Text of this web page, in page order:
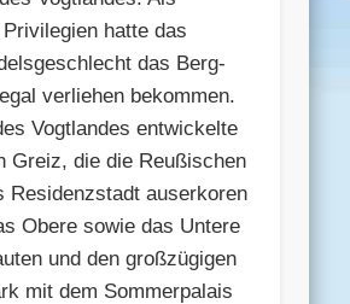
hatte das
das Berg-
verliehen bekommen.
Vogtlandes entwickelte
Greiz, die die Reußischen
Residenzstadt auserkoren
Obere sowie das Untere
und den großzügigen
mit dem Sommerpalais